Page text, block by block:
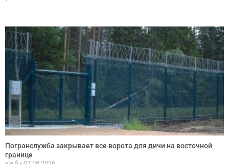
Погранслужба закрывает все ворота для дичи на восточной
границе